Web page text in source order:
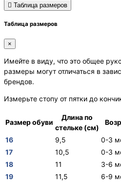
Таблица размеров
Таблица размеров
×
Имейте в виду, что это общее
размеры могут отличаться в
брендов.
Измерьте стопу от пятки до
Размер обуви
Длина по
стельке (см)
16 9,5
0-3
17
10,5
0-3
18
11
3-6
19
11,5
6-9